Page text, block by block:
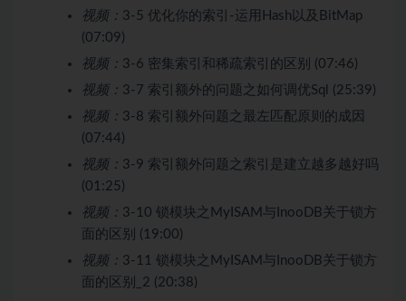
视频： 3-5 优化你的索引-运用Hash以及BitMap
(07:09)
视频： 3-6 密集索引和稀疏索引的区别 (07:46)
视频： 3-7 索引额外的问题之如何调优Sql (25:39)
视频： 3-8 索引额外问题之最左匹配原则的成因
(07:44)
视频： 3-9 索引额外问题之索引是建立越多越好吗
(01:25)
视频： 3-10 锁模块之MyISAM与InooDB关于锁方
面的区别 (19:00)
视频： 3-11 锁模块之MyISAM与InooDB关于锁方
面的区别_2 (20:38)